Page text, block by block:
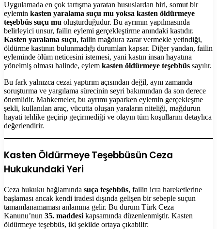
Uygulamada en çok tartışma yaratan hususlardan biri, somut bir
eylemin kasten yaralama suçu mu yoksa kasten öldürmeye
teşebbüs suçu mu oluşturduğudur. Bu ayrımın yapılmasında
belirleyici unsur, failin eylemi gerçekleştirme anındaki kastıdır.
Kasten yaralama suçu, failin mağdura zarar vermekle yetindiği,
öldürme kastının bulunmadığı durumları kapsar. Diğer yandan, failin
eyleminde ölüm neticesini istemesi, yani kastın insan hayatına
yönelmiş olması halinde, eylem kasten öldürmeye teşebbüs sayılır.
Bu fark yalnızca cezai yaptırım açısından değil, aynı zamanda
soruşturma ve yargılama sürecinin seyri bakımından da son derece
önemlidir. Mahkemeler, bu ayrımı yaparken eylemin gerçekleşme
şekli, kullanılan araç, vücutta oluşan yaraların niteliği, mağdurun
hayati tehlike geçirip geçirmediği ve olayın tüm koşullarını detaylıca
değerlendirir.
Kasten Öldürmeye Teşebbüsün Ceza
Hukukundaki Yeri
Ceza hukuku bağlamında suça teşebbüs, failin icra hareketlerine
başlaması ancak kendi iradesi dışında gelişen bir sebeple suçun
tamamlanamaması anlamına gelir. Bu durum Türk Ceza
Kanunu’nun 35. maddesi kapsamında düzenlenmiştir. Kasten
öldürmeye teşebbüs, iki şekilde ortaya çıkabilir: